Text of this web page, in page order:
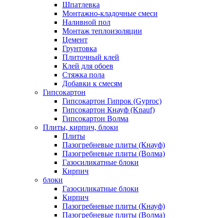
Шпатлевка
Монтажно-кладочные смеси
Наливной пол
Монтаж теплоизоляции
Цемент
Грунтовка
Плиточный клей
Клей для обоев
Стяжка пола
Добавки к смесям
Гипсокартон
Гипсокартон Гипрок (Gyproc)
Гипсокартон Кнауф (Knauf)
Гипсокартон Волма
Плиты, кирпич, блоки
Плиты
Пазогребневые плиты (Кнауф)
Пазогребневые плиты (Волма)
Газосиликатные блоки
Кирпич
блоки
Газосиликатные блоки
Кирпич
Пазогребневые плиты (Кнауф)
Пазогребневые плиты (Волма)